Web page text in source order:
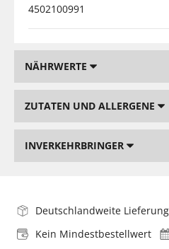
4502100991
NÄHRWERTE
ZUTATEN UND ALLERGENE
INVERKEHRBRINGER
Deutschlandweite Lieferung
Kein Mindestbestellwert